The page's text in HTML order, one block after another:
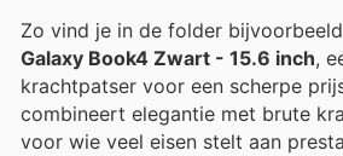
Zo vind je in de folder
Galaxy Book4 Zwart - 15.6 inch,
krachtpatser voor een scherpe
combineert elegantie met brute
voor wie veel eisen stelt aan